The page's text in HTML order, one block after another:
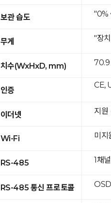
보관 습도
무게
치수(WxHxD, mm)
인증
이더넷
Wi-Fi
RS-485
RS-485 통신 프로토콜
"0%
"장
70.9
CE,
지
미지
1채